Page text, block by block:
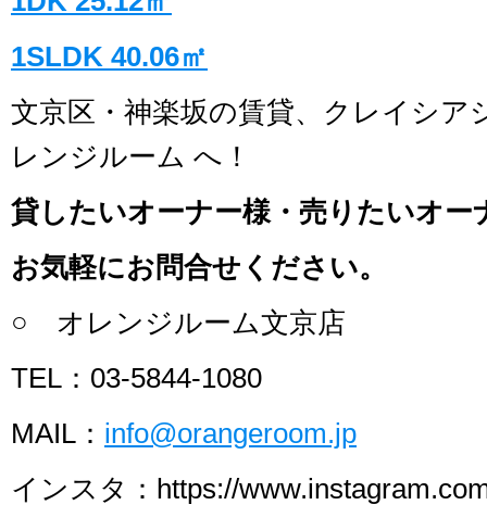
1SLDK 40.06㎡
文京区・神楽坂の賃貸、クレイシア
レンジルーム へ！
貸したいオーナー様・売りたいオー
お気軽にお問合せください。
○ オレンジルーム文京店
TEL：03-5844-1080
MAIL： info@orangeroom.jp
インスタ：https://